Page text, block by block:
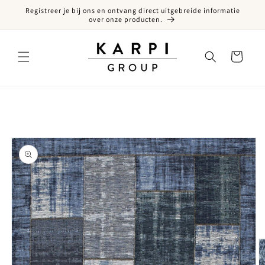
naar de content
Registreer je bij ons en ontvang direct uitgebreide informatie
over onze producten.
Winkelwagen
naar productinformatie